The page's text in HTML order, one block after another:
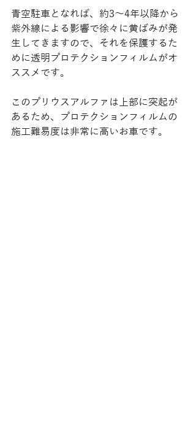
青空駐車となれば、約3〜4年以降から
紫外線による影響で徐々に黄ばみが発
生してきますので、それを保護するた
めに透明プロテクションフィルムがオ
ススメです。
このプリウスアルファは上部に突起が
あるため、プロテクションフィルムの
施工難易度は非常に高いお車です。